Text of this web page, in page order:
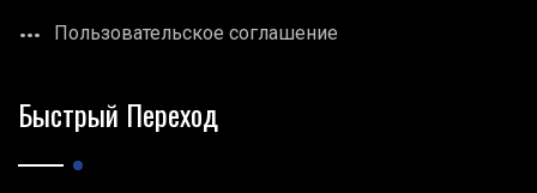
Пользовательское соглашение
Быстрый Переход